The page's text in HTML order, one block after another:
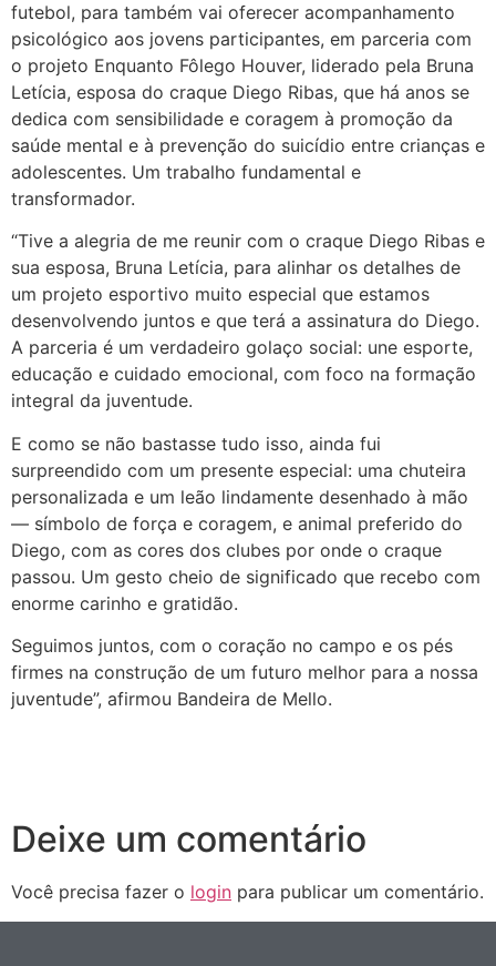
futebol, para também vai oferecer acompanhamento
psicológico aos jovens participantes, em parceria com
o projeto Enquanto Fôlego Houver, liderado pela Bruna
Letícia, esposa do craque Diego Ribas, que há anos se
dedica com sensibilidade e coragem à promoção da
saúde mental e à prevenção do suicídio entre crianças e
adolescentes. Um trabalho fundamental e
transformador.
“Tive a alegria de me reunir com o craque Diego Ribas e
sua esposa, Bruna Letícia, para alinhar os detalhes de
um projeto esportivo muito especial que estamos
desenvolvendo juntos e que terá a assinatura do Diego.
A parceria é um verdadeiro golaço social: une esporte,
educação e cuidado emocional, com foco na formação
integral da juventude.
E como se não bastasse tudo isso, ainda fui
surpreendido com um presente especial: uma chuteira
personalizada e um leão lindamente desenhado à mão
— símbolo de força e coragem, e animal preferido do
Diego, com as cores dos clubes por onde o craque
passou. Um gesto cheio de significado que recebo com
enorme carinho e gratidão.
Seguimos juntos, com o coração no campo e os pés
firmes na construção de um futuro melhor para a nossa
juventude”, afirmou Bandeira de Mello.
Deixe um comentário
Você precisa fazer o login para publicar um comentário.